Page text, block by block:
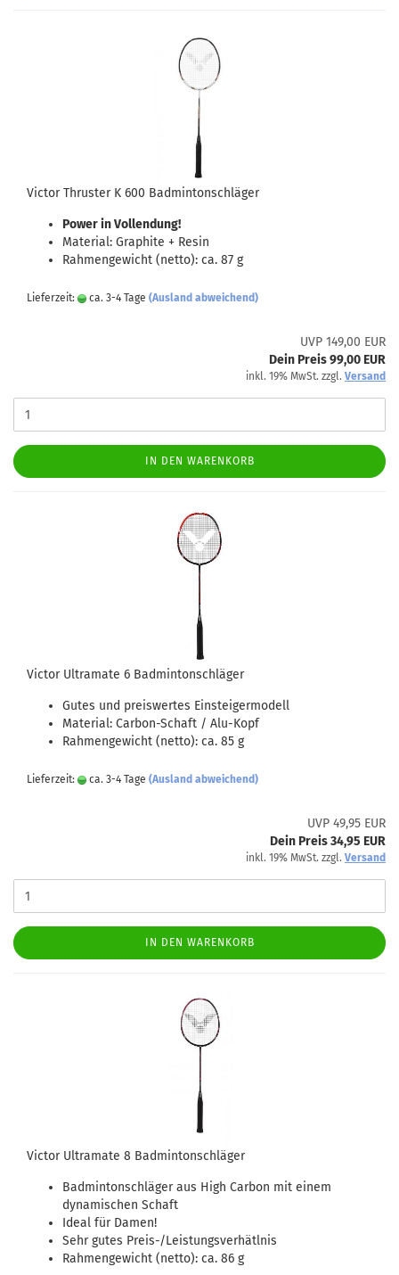
Victor Thruster K 600 Badmintonschläger
Power in Vollendung!
Material: Graphite + Resin
Rahmengewicht (netto): ca. 87 g
Lieferzeit: ca. 3-4 Tage (Ausland abweichend)
UVP 149,00 EUR
Dein Preis 99,00 EUR
inkl. 19% MwSt. zzgl. Versand
IN DEN WARENKORB
Victor Ultramate 6 Badmintonschläger
Gutes und preiswertes Einsteigermodell
Material: Carbon-Schaft / Alu-Kopf
Rahmengewicht (netto): ca. 85 g
Lieferzeit: ca. 3-4 Tage (Ausland abweichend)
UVP 49,95 EUR
Dein Preis 34,95 EUR
inkl. 19% MwSt. zzgl. Versand
IN DEN WARENKORB
Victor Ultramate 8 Badmintonschläger
Badmintonschläger aus High Carbon mit einem
dynamischen Schaft
Ideal für Damen!
Sehr gutes Preis-/Leistungsverhätlnis
Rahmengewicht (netto): ca. 86 g